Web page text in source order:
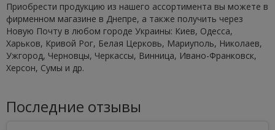
Приобрести продукцию из нашего ассортимента вы можете в
фирменном магазине в Днепре, а также получить через
Новую Почту в любом городе Украины: Киев, Одесса,
Харьков, Кривой Рог, Белая Церковь, Мариуполь, Николаев,
Ужгород, Черновцы, Черкассы, Винница, Ивано-Франковск,
Херсон, Сумы и др.
Последние отзывы